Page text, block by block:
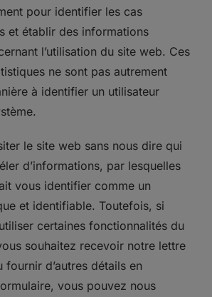
pour identifier les cas
et établir des informations
l’utilisation du site web. Ces
ne sont pas autrement
à identifier un utilisateur
le site web sans nous dire qui
d’informations, par lesquelles
vous identifier comme un
et identifiable. Toutefois, si
certaines fonctionnalités du
souhaitez recevoir notre lettre
fournir d’autres détails en
vous pouvez nous